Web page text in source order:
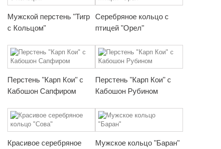
Мужской перстень "Тигр
с Кольцом"
Серебряное кольцо с
птицей "Орел"
Перстень "Карп Кои" с
Кабошон Сапфиром
Перстень "Карп Кои" с
Кабошон Рубином
Красивое серебряное
Мужское кольцо "Баран"